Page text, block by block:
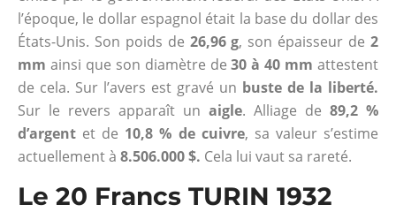
l’époque, le dollar espagnol était la base du dollar des
États-Unis. Son poids de 26,96 g, son épaisseur de2
mm ainsi que son diamètre de30 à 40 mm attestent
de cela. Sur l’avers est gravé un buste de la liberté.
Sur le revers apparaît un aigle. Alliage de 89,2 %
d’argent et de 10,8 % de cuivre, sa valeur s’estime
actuellement à 8.506.000 $. Cela lui vaut sa rareté.
Le 20 Francs TURIN 1932